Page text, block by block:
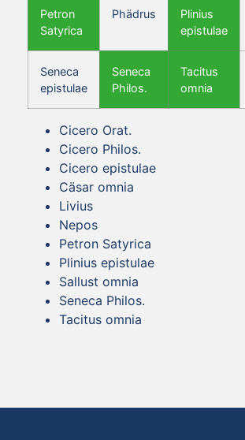
Petron
Satyrica
Phädrus
Plinius
epistulae
Seneca
epistulae
Seneca
Philos.
Tacitus
omnia
Cicero Orat.
Cicero Philos.
Cicero epistulae
Cäsar omnia
Livius
Nepos
Petron Satyrica
Plinius epistulae
Sallust omnia
Seneca Philos.
Tacitus omnia